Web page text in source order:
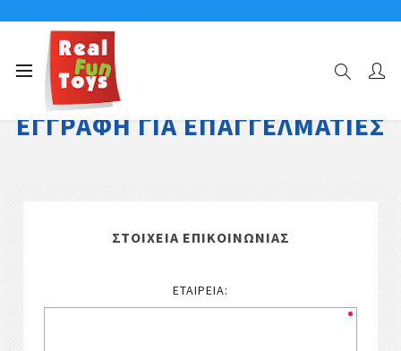
ΕΓΓΡΑΦΉ ΓΙΑ ΕΠΑΓΓΕΛΜΑΤΊΕΣ
ΣΤΟΙΧΕΊΑ ΕΠΙΚΟΙΝΩΝΊΑΣ
ΕΤΑΙΡΕΊΑ: